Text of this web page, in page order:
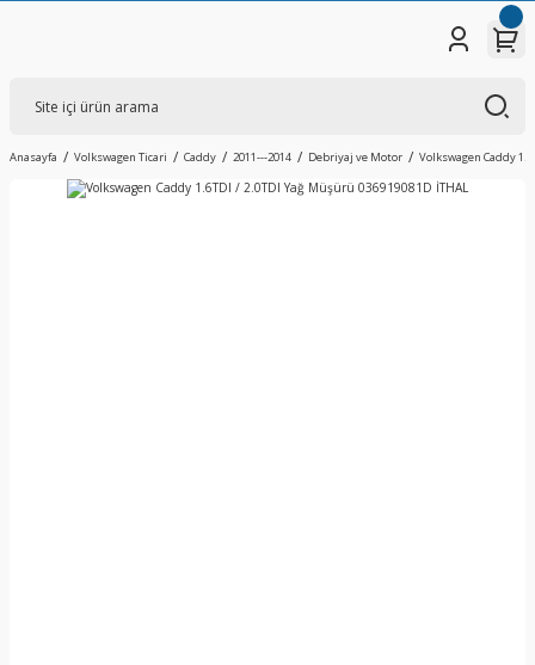
Anasayfa Volkswagen Ticari Caddy 2011---2014 Debriyaj ve Motor Volkswagen Caddy